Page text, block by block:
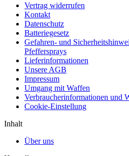
Vertrag widerrufen
Kontakt
Datenschutz
Batteriegesetz
Gefahren- und
Pfeffersprays
Lieferinformationen
Unsere AGB
Impressum
Umgang mit Waffen
Verbraucherinformationen und
Cookie-Einstellung
Inhalt
Über uns